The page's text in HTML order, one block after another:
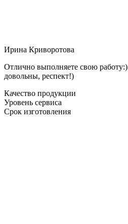
Ирина Криворотова
Отлично выполняете свою работу:)
довольны, респект!)
Качество продукции
Уровень сервиса
Срок изготовления